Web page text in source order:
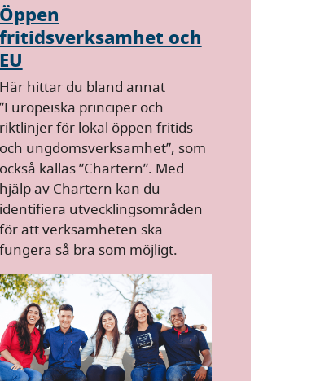
Öppen
fritidsverksamhet och
EU
Här hittar du bland annat
”Europeiska principer och
riktlinjer för lokal öppen fritids-
och ungdomsverksamhet”, som
också kallas ”Chartern”. Med
hjälp av Chartern kan du
identifiera utvecklingsområden
för att verksamheten ska
fungera så bra som möjligt.